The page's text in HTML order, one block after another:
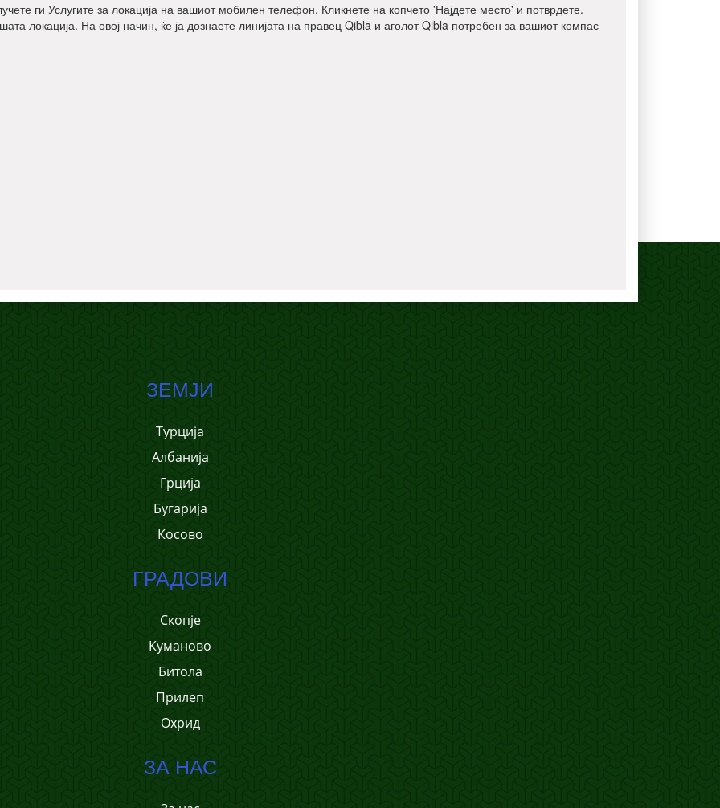
ги Услугите за локација на вашиот мобилен телефон. Кликнете на копчето 'Најдете место' и потврдете.
локација. На овој начин, ќе ја дознаете линијата на правец Qibla и аголот Qibla потребен за вашиот компас
ЗЕМЈИ
Турција
Албанија
Грција
Бугарија
Косово
ГРАДОВИ
Скопје
Куманово
Битола
Прилеп
Охрид
ЗА НАС